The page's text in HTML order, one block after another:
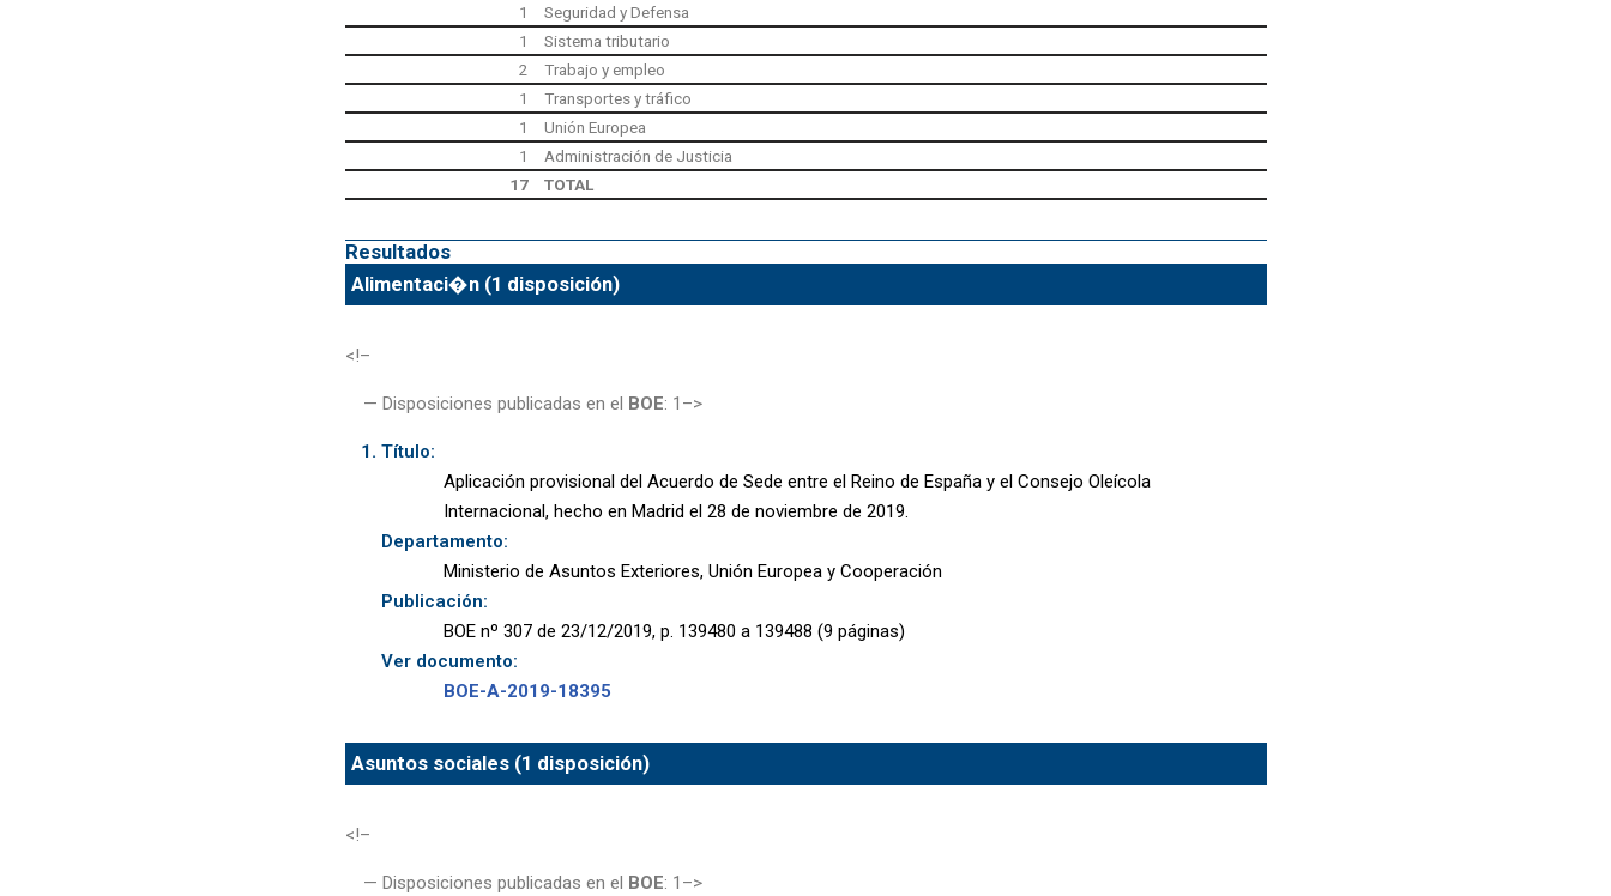
1
Seguridad y Defensa
1
Sistema tributario
2
Trabajo y empleo
1
Transportes y tráfico
1
Unión Europea
1
Administración de Justicia
17
TOTAL
Resultados
Alimentaci�n (1 disposición)
<!–
— Disposiciones publicadas en el BOE: 1–>
Título:
Aplicación provisional del Acuerdo de Sede entre el Reino de España y el Consejo Oleícola
Internacional, hecho en Madrid el 28 de noviembre de 2019.
Departamento:
Ministerio de Asuntos Exteriores, Unión Europea y Cooperación
Publicación:
BOE nº 307 de 23/12/2019, p. 139480 a 139488 (9 páginas)
Ver documento:
BOE-A-2019-18395
Asuntos sociales (1 disposición)
<!–
— Disposiciones publicadas en el BOE: 1–>